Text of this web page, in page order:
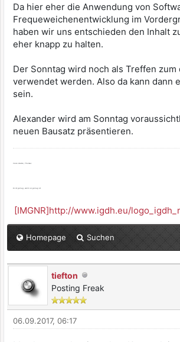
Da hier eher die Anwendung von
Frequeweichenentwicklung im
haben wir uns entschieden den Inhalt
eher knapp zu halten.
Der Sonntag wird noch als Treffen
verwendet werden. Also da kann dann
sein.
Alexander wird am Sonntag
neuen Bausatz präsentieren.
Viele Grüße, Thomas
Es ist genug, wenn es genug ist.
[IMGNR]http://www.igdh.eu/
Homepage Suchen
tiefton
Posting Freak
06.09.2017, 06:17